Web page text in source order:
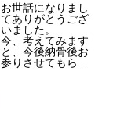
お世話になりまし
てありがとうござ
いました。
今、考えてみます
と、今後納骨後お
参りさせてもら...